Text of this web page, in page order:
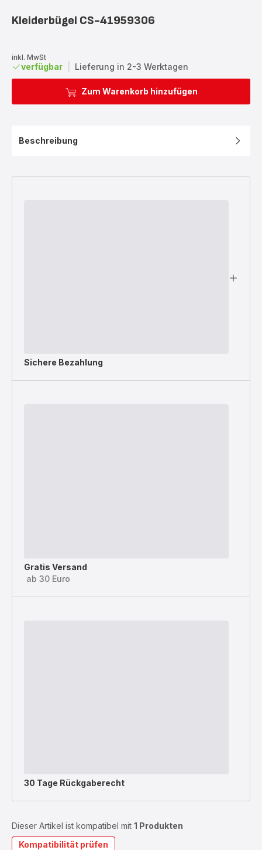
Kleiderbügel CS-41959306
inkl. MwSt
verfügbar Lieferung in 2-3 Werktagen
Zum Warenkorb hinzufügen
Beschreibung
Sichere Bezahlung
Gratis Versand
ab 30 Euro
30 Tage Rückgaberecht
Dieser Artikel ist kompatibel mit 1 Produkten
Kompatibilität prüfen